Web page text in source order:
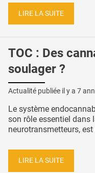
LIRE LA SUITE
TOC : Des
soulager ?
Actualité publiée il y a 7
Le système
son rôle essentiel dans
neurotransmetteurs, est
LIRE LA SUITE